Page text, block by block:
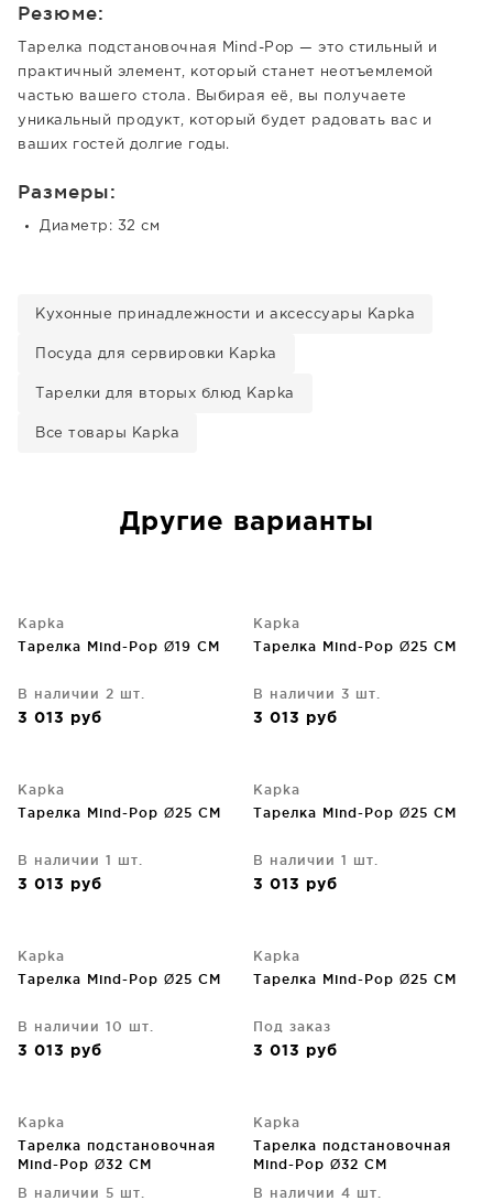
Резюме:
Тарелка подстановочная Mind-Pop — это стильный и
практичный элемент, который станет неотъемлемой
частью вашего стола. Выбирая её, вы получаете
уникальный продукт, который будет радовать вас и
ваших гостей долгие годы.
Размеры:
Диаметр: 32 см
Кухонные принадлежности и аксессуары Kapka
Посуда для сервировки Kapka
Тарелки для вторых блюд Kapka
Все товары Kapka
Другие варианты
Kapka
Тарелка Mind-Pop Ø19 CM
В наличии 2 шт.
3 013 руб
Kapka
Тарелка Mind-Pop Ø25 CM
В наличии 3 шт.
3 013 руб
Kapka
Тарелка Mind-Pop Ø25 CM
В наличии 1 шт.
3 013 руб
Kapka
Тарелка Mind-Pop Ø25 CM
В наличии 1 шт.
3 013 руб
Kapka
Тарелка Mind-Pop Ø25 CM
В наличии 10 шт.
3 013 руб
Kapka
Тарелка Mind-Pop Ø25 CM
Под заказ
3 013 руб
Kapka
Тарелка подстановочная
Mind-Pop Ø32 CM
В наличии 5 шт.
Kapka
Тарелка подстановочная
Mind-Pop Ø32 CM
В наличии 4 шт.